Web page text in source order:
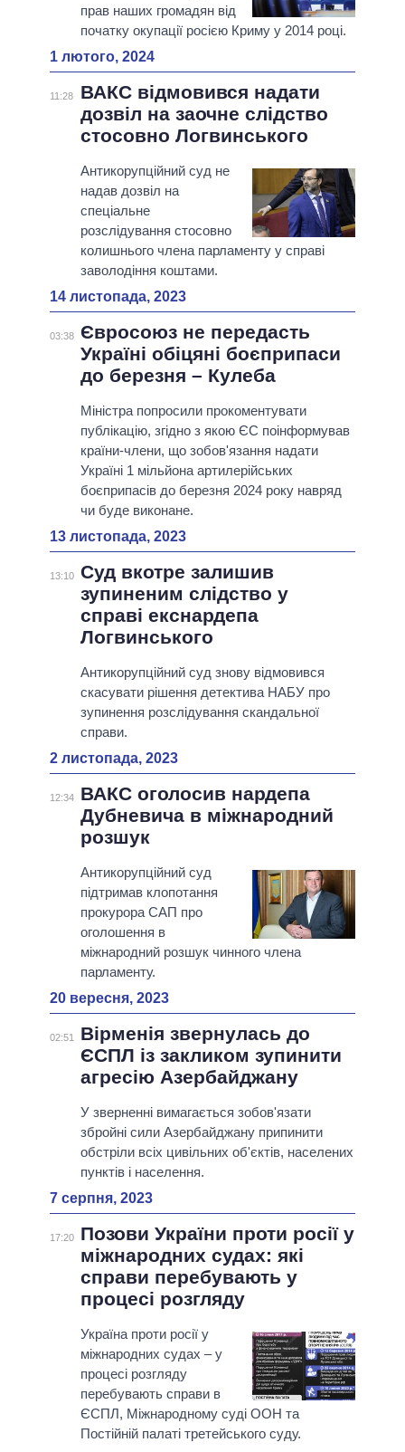
прав наших громадян від
початку окупації росією Криму у 2014 році.
1 лютого, 2024
11:28
ВАКС відмовився надати
дозвіл на заочне слідство
стосовно Логвинського
Антикорупційний суд не
надав дозвіл на
спеціальне
розслідування стосовно
колишнього члена парламенту у справі
заволодіння коштами.
14 листопада, 2023
03:38 Євросоюз не передасть
Україні обіцяні боєприпаси
до березня – Кулеба
Міністра попросили прокоментувати
публікацію, згідно з якою ЄС поінформував
країни-члени, що зобов'язання надати
Україні 1 мільйона артилерійських
боєприпасів до березня 2024 року навряд
чи буде виконане.
13 листопада, 2023
13:10 Суд вкотре залишив
зупиненим слідство у
справі екснардепа
Логвинського
Антикорупційний суд знову відмовився
скасувати рішення детектива НАБУ про
зупинення розслідування скандальної
справи.
2 листопада, 2023
12:34
ВАКС оголосив нардепа
Дубневича в міжнародний
розшук
Антикорупційний суд
підтримав клопотання
прокурора САП про
оголошення в
міжнародний розшук чинного члена
парламенту.
20 вересня, 2023
02:51
Вірменія звернулась до
ЄСПЛ із закликом зупинити
агресію Азербайджану
У зверненні вимагається зобов'язати
збройні сили Азербайджану припинити
обстріли всіх цивільних об'єктів, населених
пунктів і населення.
7 серпня, 2023
17:20
Позови України проти росії у
міжнародних судах: які
справи перебувають у
процесі розгляду
Україна проти росії у
міжнародних судах – у
процесі розгляду
перебувають справи в
ЄСПЛ, Міжнародному суді ООН та
Постійній палаті третейського суду.